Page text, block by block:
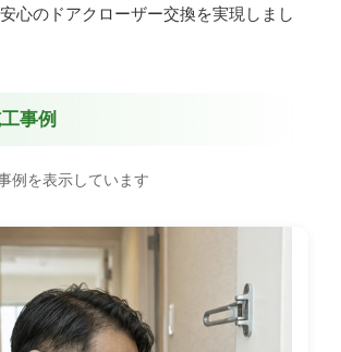
心のドアクローザー交換を実現しまし
事例
例を表示しています